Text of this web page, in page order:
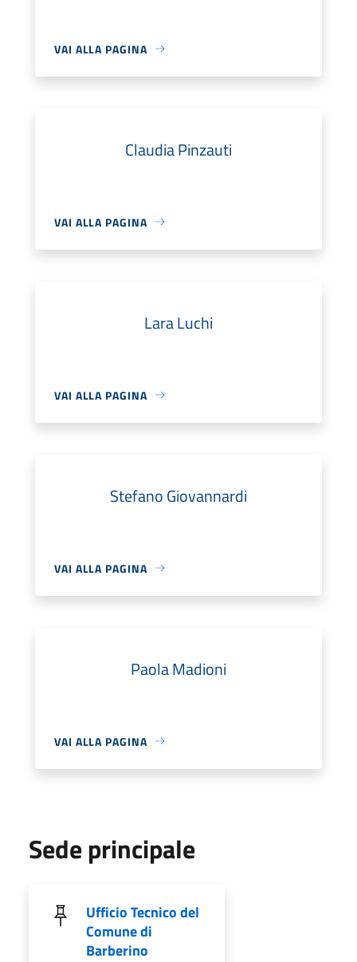
VAI ALLA PAGINA
Claudia Pinzauti
VAI ALLA PAGINA
Lara Luchi
VAI ALLA PAGINA
Stefano Giovannardi
VAI ALLA PAGINA
Paola Madioni
VAI ALLA PAGINA
Sede principale
Ufficio Tecnico del
Comune di
Barberino